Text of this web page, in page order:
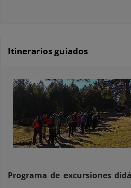
Itinerarios guiados
Programa de excursiones